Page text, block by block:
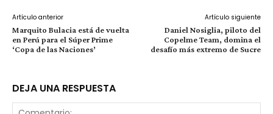
Artículo anterior
Marquito Bulacia está de vuelta
en Perú para el Súper Prime
‘Copa de las Naciones’
Artículo siguiente
Daniel Nosiglia, piloto del
Copelme Team, domina el
desafío más extremo de Sucre
DEJA UNA RESPUESTA